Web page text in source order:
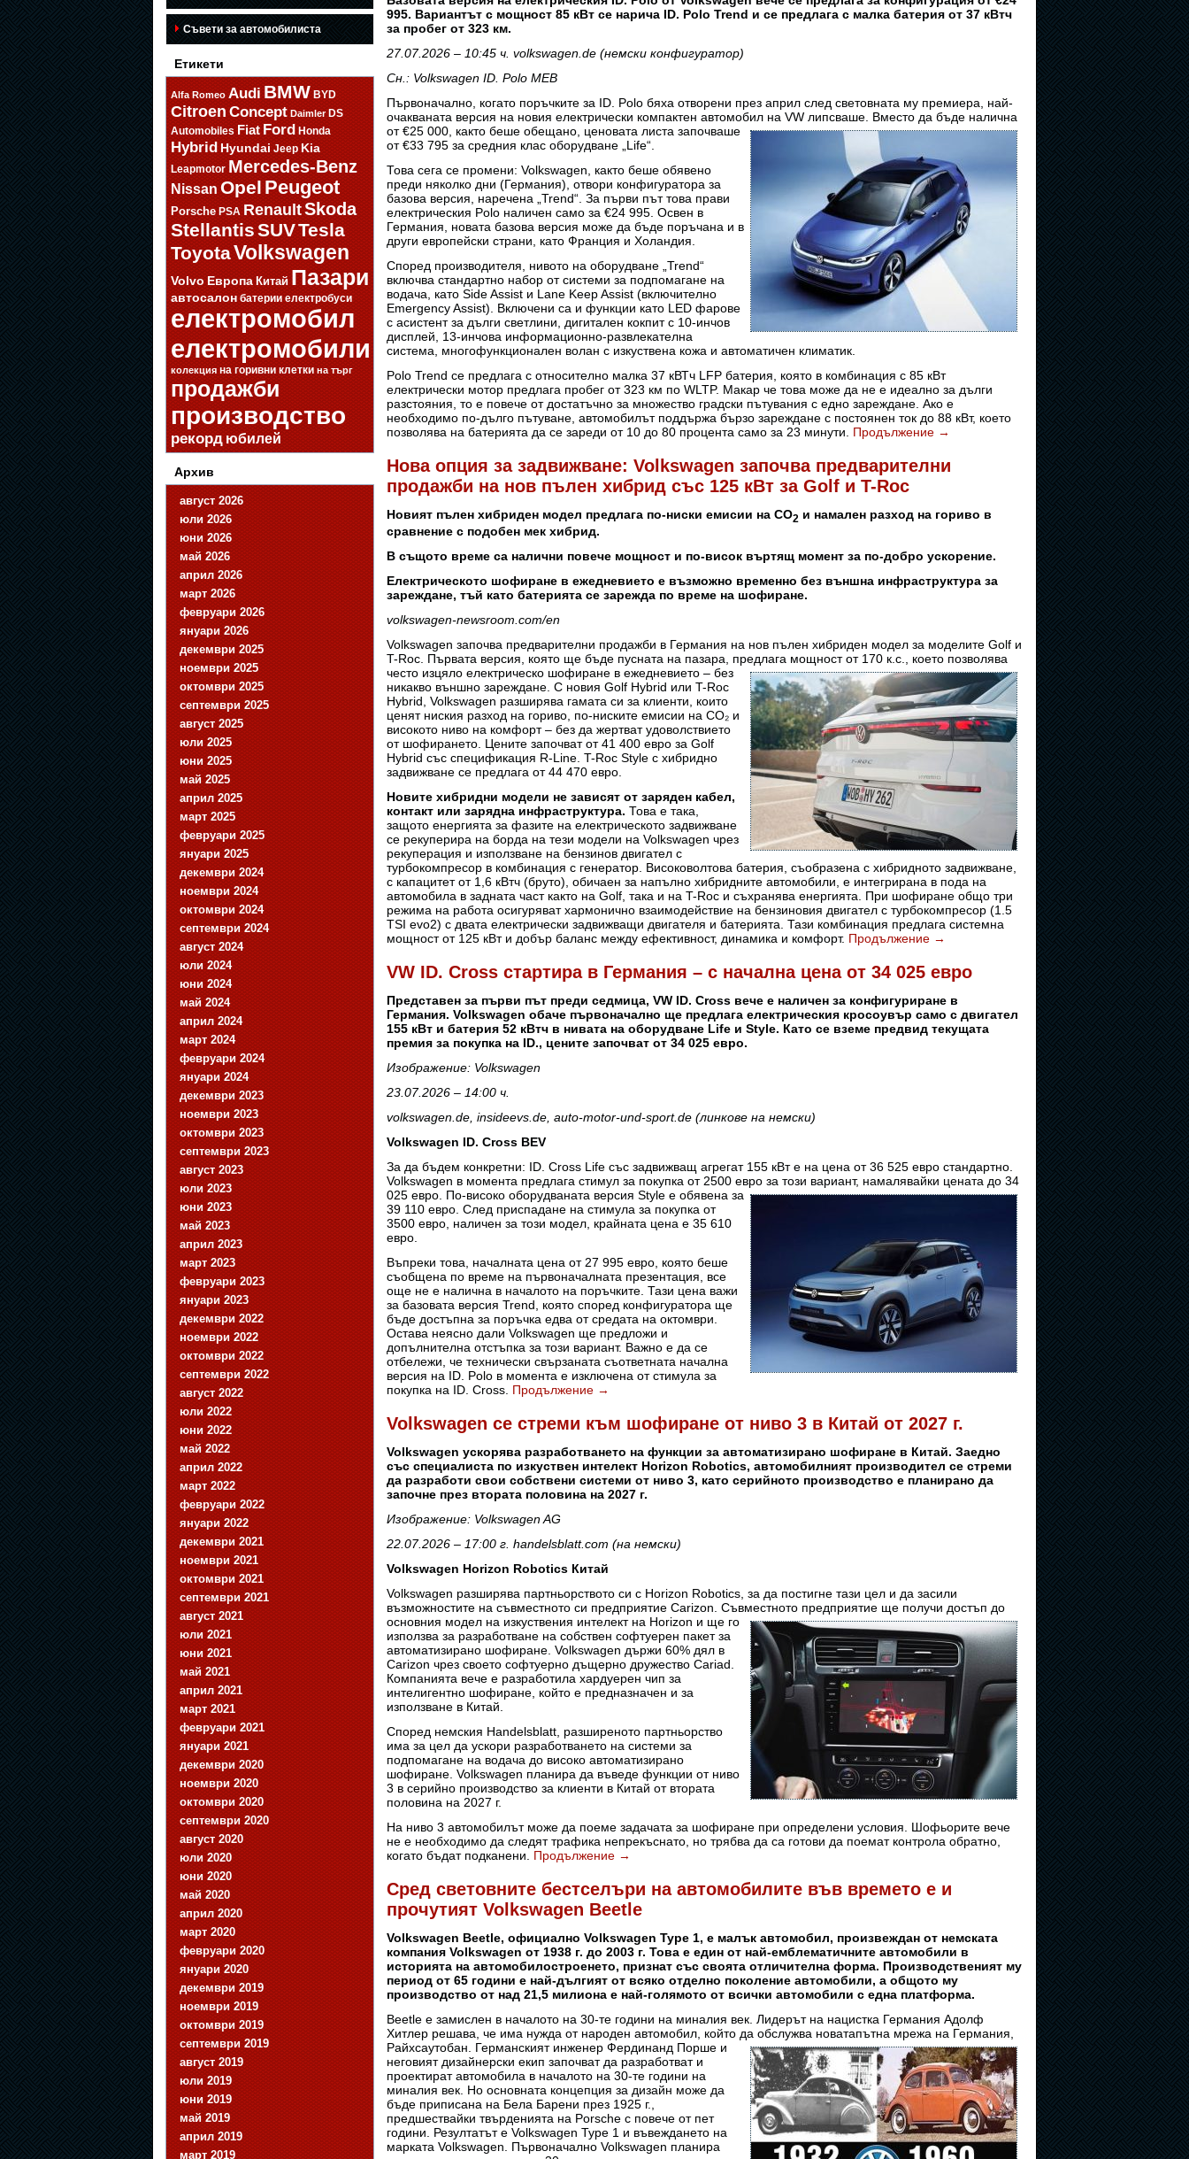
Съвети за автомобилиста
Етикети
Alfa Romeo Audi BMW BYD
Citroen Concept Daimler DS
Automobiles Fiat Ford Honda
HybridHyundai Jeep Kia
Leapmotor Mercedes-Benz
Nissan Opel Peugeot
Porsche PSA RenaultSkoda
StellantisSUVTesla
ToyotaVolkswagen
Volvo Европа Китай Пазари
автосалон батерии електробуси
електромобил
електромобили
колекция на горивни клетки на търг
продажби
производство
рекорд юбилей
Архив
август 2026
юли 2026
юни 2026
май 2026
април 2026
март 2026
февруари 2026
януари 2026
декември 2025
ноември 2025
октомври 2025
септември 2025
август 2025
юли 2025
юни 2025
май 2025
април 2025
март 2025
февруари 2025
януари 2025
декември 2024
ноември 2024
октомври 2024
септември 2024
август 2024
юли 2024
юни 2024
май 2024
април 2024
март 2024
февруари 2024
януари 2024
декември 2023
ноември 2023
октомври 2023
септември 2023
август 2023
юли 2023
юни 2023
май 2023
април 2023
март 2023
февруари 2023
януари 2023
декември 2022
ноември 2022
октомври 2022
септември 2022
август 2022
юли 2022
юни 2022
май 2022
април 2022
март 2022
февруари 2022
януари 2022
декември 2021
ноември 2021
октомври 2021
септември 2021
август 2021
юли 2021
юни 2021
май 2021
април 2021
март 2021
февруари 2021
януари 2021
декември 2020
ноември 2020
октомври 2020
септември 2020
август 2020
юли 2020
юни 2020
май 2020
април 2020
март 2020
февруари 2020
януари 2020
декември 2019
ноември 2019
октомври 2019
септември 2019
август 2019
юли 2019
юни 2019
май 2019
април 2019
март 2019
995. Вариантът с мощност 85 кВт се нарича ID. Polo Trend и се предлага с малка батерия от 37 кВтч
за пробег от 323 км.
27.07.2026 – 10:45 ч. volkswagen.de (немски конфигуратор)
Сн.: Volkswagen ID. Polo MEB
Първоначално, когато поръчките за ID. Polo бяха отворени през април след световната му премиера, най-
очакваната версия на новия електрически компактен автомобил на VW липсваше. Вместо да бъде налична
от €25 000, както беше обещано, ценовата листа започваше
от €33 795 за средния клас оборудване „Life“.
Това сега се промени: Volkswagen, както беше обявено
преди няколко дни (Германия), отвори конфигуратора за
базова версия, наречена „Trend“. За първи път това прави
електрическия Polo наличен само за €24 995. Освен в
Германия, новата базова версия може да бъде поръчана и в
други европейски страни, като Франция и Холандия.
Според производителя, нивото на оборудване „Trend“
включва стандартно набор от системи за подпомагане на
водача, като Side Assist и Lane Keep Assist (включително
Emergency Assist). Включени са и функции като LED фарове
с асистент за дълги светлини, дигитален кокпит с 10-инчов
дисплей, 13-инчова информационно-развлекателна
система, многофункционален волан с изкуствена кожа и автоматичен климатик.
Polo Trend се предлага с относително малка 37 кВТч LFP батерия, която в комбинация с 85 кВт
електрически мотор предлага пробег от 323 км по WLTP. Макар че това може да не е идеално за дълги
разстояния, то е повече от достатъчно за множество градски пътувания с едно зареждане. Ако е
необходимо по-дълго пътуване, автомобилът поддържа бързо зареждане с постоянен ток до 88 кВт, което
позволява на батерията да се зареди от 10 до 80 процента само за 23 минути. Продължение →
Нова опция за задвижване: Volkswagen започва предварителни
продажби на нов пълен хибрид със 125 кВт за Golf и T-Roc
Новият пълен хибриден модел предлага по-ниски емисии на CO2 и намален разход на гориво в
сравнение с подобен мек хибрид.
В същото време са налични повече мощност и по-висок въртящ момент за по-добро ускорение.
Електрическото шофиране в ежедневието е възможно временно без външна инфраструктура за
зареждане, тъй като батерията се зарежда по време на шофиране.
volkswagen-newsroom.com/en
Volkswagen започва предварителни продажби в Германия на нов пълен хибриден модел за моделите Golf и
T-Roc. Първата версия, която ще бъде пусната на пазара, предлага мощност от 170 к.с., което позволява
често изцяло електрическо шофиране в ежедневието – без
никакво външно зареждане. С новия Golf Hybrid или T-Roc
Hybrid, Volkswagen разширява гамата си за клиенти, които
ценят ниския разход на гориво, по-ниските емисии на CO₂ и
високото ниво на комфорт – без да жертват удоволствието
от шофирането. Цените започват от 41 400 евро за Golf
Hybrid със спецификация R-Line. T-Roc Style с хибридно
задвижване се предлага от 44 470 евро.
Новите хибридни модели не зависят от заряден кабел,
контакт или зарядна инфраструктура. Това е така,
защото енергията за фазите на електрическото задвижване
се рекуперира на борда на тези модели на Volkswagen чрез
рекуперация и използване на бензинов двигател с
турбокомпресор в комбинация с генератор. Високоволтова батерия, съобразена с хибридното задвижване,
с капацитет от 1,6 кВтч (бруто), обичаен за напълно хибридните автомобили, е интегрирана в пода на
автомобила в задната част както на Golf, така и на T-Roc и съхранява енергията. При шофиране общо три
режима на работа осигуряват хармонично взаимодействие на бензиновия двигател с турбокомпресор (1.5
TSI evo2) с двата електрически задвижващи двигателя и батерията. Тази комбинация предлага системна
мощност от 125 кВт и добър баланс между ефективност, динамика и комфорт. Продължение →
VW ID. Cross стартира в Германия – с начална цена от 34 025 евро
Представен за първи път преди седмица, VW ID. Cross вече е наличен за конфигуриране в
Германия. Volkswagen обаче първоначално ще предлага електрическия кросоувър само с двигател
155 кВт и батерия 52 кВтч в нивата на оборудване Life и Style. Като се вземе предвид текущата
премия за покупка на ID., цените започват от 34 025 евро.
Изображение: Volkswagen
23.07.2026 – 14:00 ч.
volkswagen.de, insideevs.de, auto-motor-und-sport.de (линкове на немски)
Volkswagen ID. Cross BEV
За да бъдем конкретни: ID. Cross Life със задвижващ агрегат 155 кВт е на цена от 36 525 евро стандартно.
Volkswagen в момента предлага стимул за покупка от 2500 евро за този вариант, намалявайки цената до 34
025 евро. По-високо оборудваната версия Style е обявена за
39 110 евро. След приспадане на стимула за покупка от
3500 евро, наличен за този модел, крайната цена е 35 610
евро.
Въпреки това, началната цена от 27 995 евро, която беше
съобщена по време на първоначалната презентация, все
още не е налична в началото на поръчките. Тази цена важи
за базовата версия Trend, която според конфигуратора ще
бъде достъпна за поръчка едва от средата на октомври.
Остава неясно дали Volkswagen ще предложи и
допълнителна отстъпка за този вариант. Важно е да се
отбележи, че технически свързаната съответната начална
версия на ID. Polo в момента е изключена от стимула за
покупка на ID. Cross. Продължение →
Volkswagen се стреми към шофиране от ниво 3 в Китай от 2027 г.
Volkswagen ускорява разработването на функции за автоматизирано шофиране в Китай. Заедно
със специалиста по изкуствен интелект Horizon Robotics, автомобилният производител се стреми
да разработи свои собствени системи от ниво 3, като серийното производство е планирано да
започне през втората половина на 2027 г.
Изображение: Volkswagen AG
22.07.2026 – 17:00 г. handelsblatt.com (на немски)
Volkswagen Horizon Robotics Китай
Volkswagen разширява партньорството си с Horizon Robotics, за да постигне тази цел и да засили
възможностите на съвместното си предприятие Carizon. Съвместното предприятие ще получи достъп до
основния модел на изкуствения интелект на Horizon и ще го
използва за разработване на собствен софтуерен пакет за
автоматизирано шофиране. Volkswagen държи 60% дял в
Carizon чрез своето софтуерно дъщерно дружество Cariad.
Компанията вече е разработила хардуерен чип за
интелигентно шофиране, който е предназначен и за
използване в Китай.
Според немския Handelsblatt, разширеното партньорство
има за цел да ускори разработването на системи за
подпомагане на водача до високо автоматизирано
шофиране. Volkswagen планира да въведе функции от ниво
3 в серийно производство за клиенти в Китай от втората
половина на 2027 г.
На ниво 3 автомобилът може да поеме задачата за шофиране при определени условия. Шофьорите вече
не е необходимо да следят трафика непрекъснато, но трябва да са готови да поемат контрола обратно,
когато бъдат подканени. Продължение →
Сред световните бестселъри на автомобилите във времето е и
прочутият Volkswagen Beetle
Volkswagen Beetle, официално Volkswagen Type 1, е малък автомобил, произвеждан от немската
компания Volkswagen от 1938 г. до 2003 г. Това е един от най-емблематичните автомобили в
историята на автомобилостроенето, признат със своята отличителна форма. Производственият му
период от 65 години е най-дългият от всяко отделно поколение автомобили, а общото му
производство от над 21,5 милиона е най-голямото от всички автомобили с една платформа.
Beetle е замислен в началото на 30-те години на миналия век. Лидерът на нацистка Германия Адолф
Хитлер решава, че има нужда от народен автомобил, който да обслужва новатапътна мрежа на Германия,
Райхсаутобан. Германският инженер Фердинанд Порше и
неговият дизайнерски екип започват да разработват и
проектират автомобила в началото на 30-те години на
миналия век. Но основната концепция за дизайн може да
бъде приписана на Бела Барени през 1925 г.,
предшествайки твърденията на Porsche с повече от пет
години. Резултатът е Volkswagen Type 1 и въвеждането на
марката Volkswagen. Първоначално Volkswagen планира